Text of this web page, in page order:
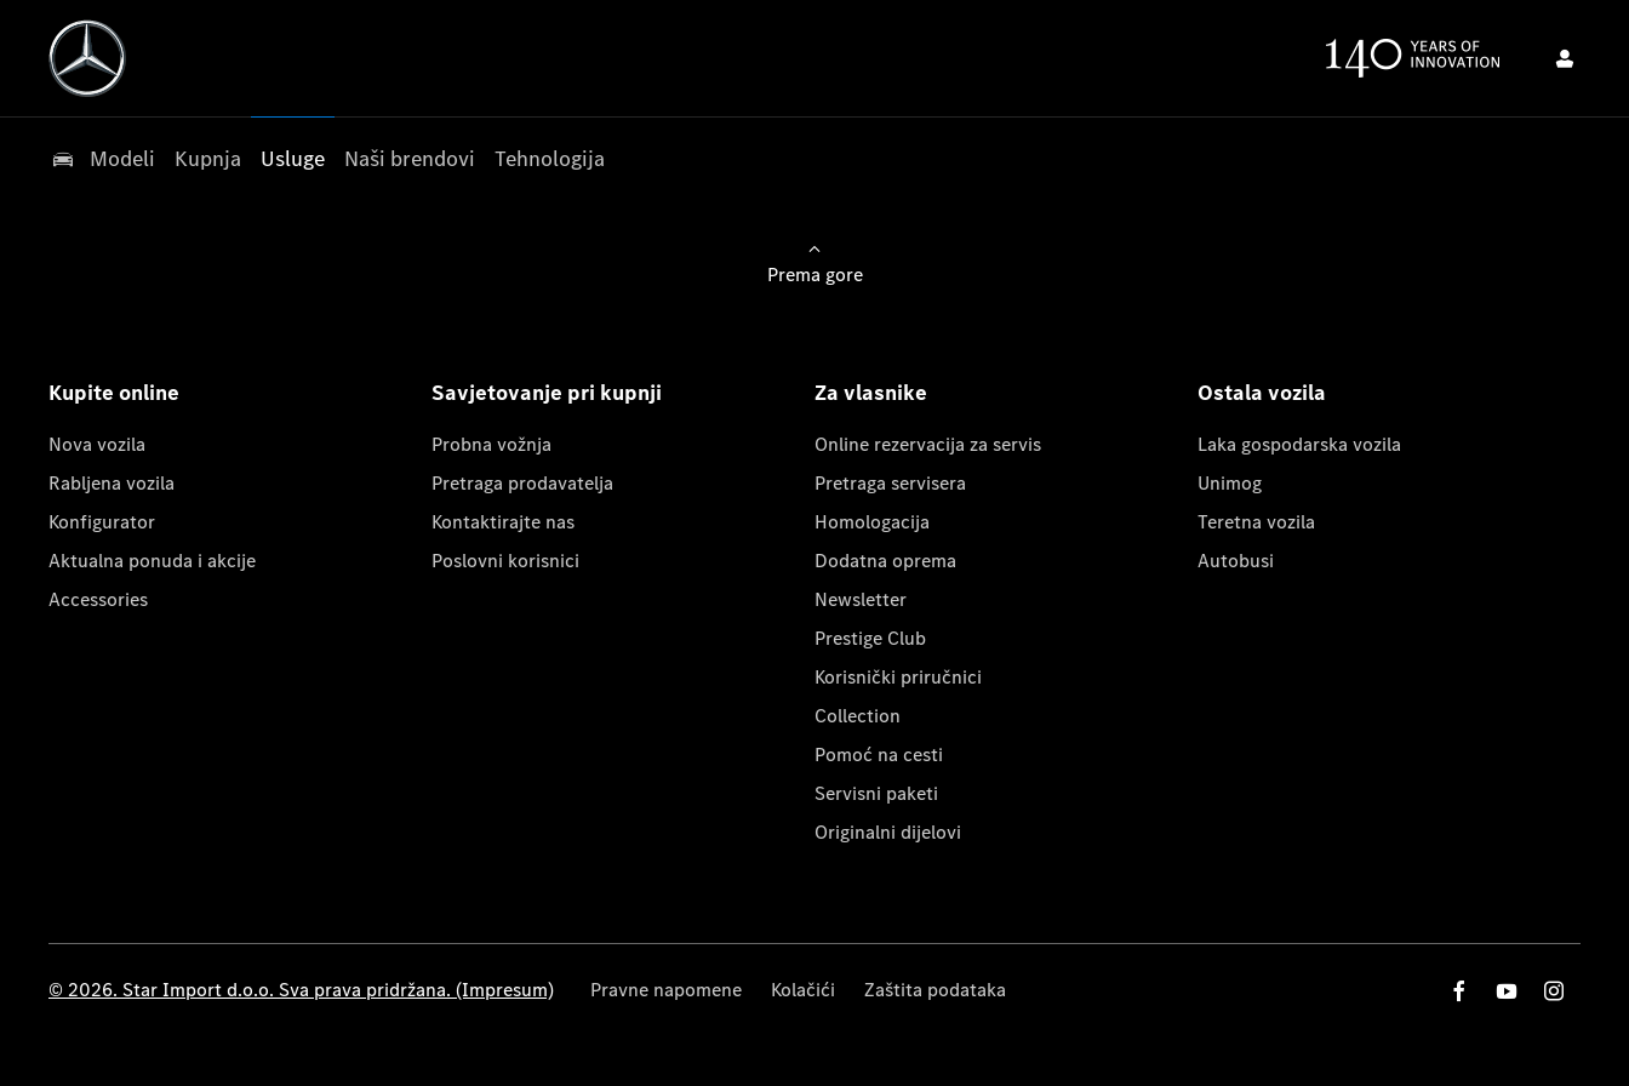
Modeli Kupnja Usluge Naši brendovi Tehnologija
Prema gore
Kupite online
Nova vozila
Rabljena vozila
Konfigurator
Aktualna ponuda i akcije
Accessories
Savjetovanje pri kupnji
Probna vožnja
Pretraga prodavatelja
Kontaktirajte nas
Poslovni korisnici
Za vlasnike
Online rezervacija za servis
Pretraga servisera
Homologacija
Dodatna oprema
Newsletter
Prestige Club
Korisnički priručnici
Collection
Pomoć na cesti
Servisni paketi
Originalni dijelovi
Ostala vozila
Laka gospodarska vozila
Unimog
Teretna vozila
Autobusi
© 2026. Star Import d.o.o. Sva prava pridržana. (Impresum) Pravne napomene Kolačići Zaštita podataka